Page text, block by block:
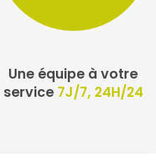
Une équipe à votre
service 7J/7, 24H/24